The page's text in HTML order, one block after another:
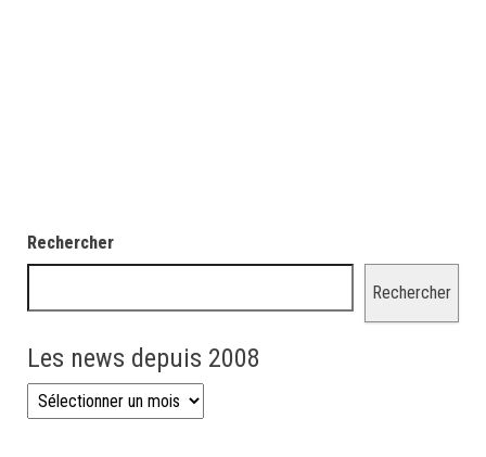
Rechercher
Rechercher
Les news depuis 2008
Les news depuis 2008